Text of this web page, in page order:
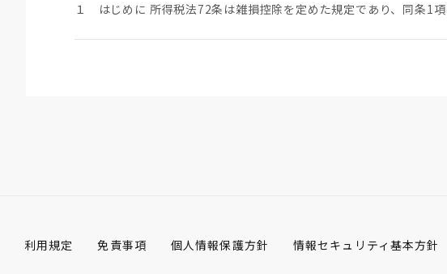
利用規定 免責事項 個人情報保護方針 情報セキュリティ基本方針